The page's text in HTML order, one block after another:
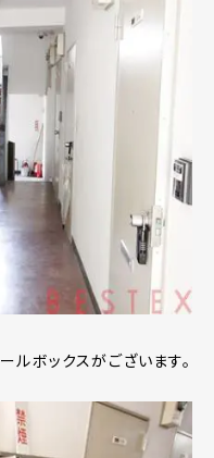
ボックスがございます。